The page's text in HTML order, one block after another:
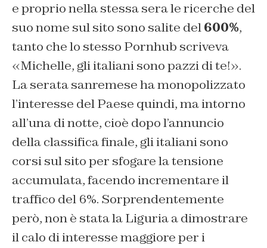
e proprio nella stessa sera le ricerche del
suo nome sul sito sono salite del600%,
tanto che lo stesso Pornhub scriveva
«Michelle, gli italiani sono pazzi di te!».
La serata sanremese ha monopolizzato
l’interesse del Paese quindi, ma intorno
all’una di notte, cioè dopo l’annuncio
della classifica finale, gli italiani sono
corsi sul sito per sfogare la tensione
accumulata, facendo incrementare il
traffico del 6%. Sorprendentemente
però, non è stata la Liguria a dimostrare
il calo di interesse maggiore per i